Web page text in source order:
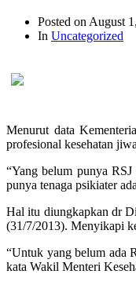
Posted on August
In Uncategorized
Menurut data
profesional kesehatan
“Yang belum punya
punya tenaga psikiater
Hal itu diungkapkan dr
(31/7/2013). Menyikapi
“Untuk yang belum ada
kata Wakil Menteri